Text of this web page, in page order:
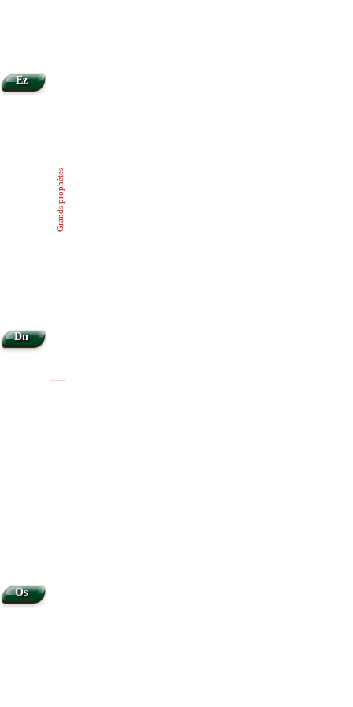
Ez
Dn
Os
Grands prophètes
|
|